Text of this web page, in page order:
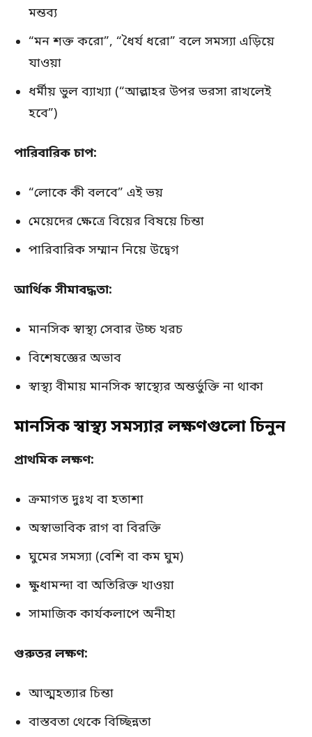
মন্তব্য
“মন শক্ত করো”, “ধৈর্য ধরো” বলে সমস্যা এড়িয়ে
যাওয়া
ধর্মীয় ভুল ব্যাখ্যা (“আল্লাহর উপর ভরসা রাখলেই
হবে”)
পারিবারিক চাপ:
“লোকে কী বলবে” এই ভয়
মেয়েদের ক্ষেত্রে বিয়ের বিষয়ে চিন্তা
পারিবারিক সম্মান নিয়ে উদ্বেগ
আর্থিক সীমাবদ্ধতা:
মানসিক স্বাস্থ্য সেবার উচ্চ খরচ
বিশেষজ্ঞের অভাব
স্বাস্থ্য বীমায় মানসিক স্বাস্থ্যের অন্তর্ভুক্তি না থাকা
মানসিক স্বাস্থ্য সমস্যার লক্ষণগুলো চিনুন
প্রাথমিক লক্ষণ:
ক্রমাগত দুঃখ বা হতাশা
অস্বাভাবিক রাগ বা বিরক্তি
ঘুমের সমস্যা (বেশি বা কম ঘুম)
ক্ষুধামন্দা বা অতিরিক্ত খাওয়া
সামাজিক কার্যকলাপে অনীহা
গুরুতর লক্ষণ:
আত্মহত্যার চিন্তা
বাস্তবতা থেকে বিচ্ছিন্নতা